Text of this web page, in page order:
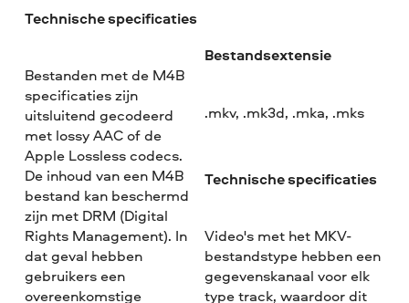
Technische specificaties
Bestanden met de M4B
specificaties zijn
uitsluitend gecodeerd
met lossy AAC of de
Apple Lossless codecs.
De inhoud van een M4B
bestand kan beschermd
zijn met DRM (Digital
Rights Management). In
dat geval hebben
gebruikers een
overeenkomstige
Bestandsextensie
.mkv, .mk3d, .mka, .mks
Technische specificaties
Video's met het MKV-
bestandstype hebben een
gegevenskanaal voor elk
type track, waardoor dit